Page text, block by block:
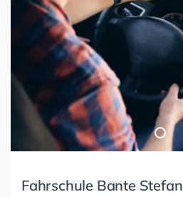
Fahrschule Bante Stefan